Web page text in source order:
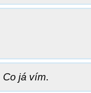
Co já vím.